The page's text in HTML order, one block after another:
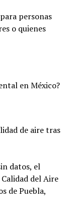
personas
o quienes
en México?
de aire tras
datos, el
del Aire
de Puebla,